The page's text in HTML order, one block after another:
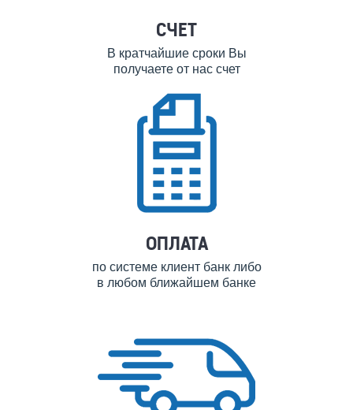
СЧЕТ
В кратчайшие сроки Вы
получаете от нас счет
ОПЛАТА
по системе клиент банк либо
в любом ближайшем банке